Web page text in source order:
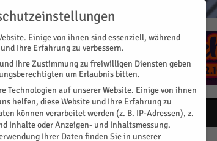
IMPRESSUM
KINO GALERIE TERMINE
Einige von ihnen sind essenziell, während
Ihre Erfahrung zu verbessern.
Ihre Zustimmung zu freiwilligen Diensten geben
um Erlaubnis bitten.
Technologien auf unserer Website. Einige von ihnen
helfen, diese Website und Ihre Erfahrung zu
können verarbeitet werden (z. B. IP-Adressen), z.
Inhalte oder Anzeigen- und Inhaltsmessung.
Ihrer Daten finden Sie in unserer